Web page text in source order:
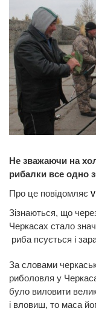
Не зважаючи на
рибалки все одно
Про це повідомляє
Зізнаються, що
Черкасах стало
риба псується і
За словами
риболовля у
було виловити
і вловиш, то маса